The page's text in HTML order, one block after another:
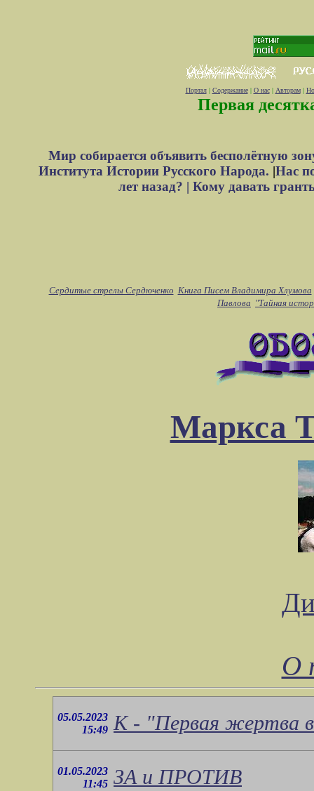
Портал| Содержание| О нас| Авторам|
Первая
Мир собирается объявить бесполётную
Института Истории Русского Народа. |Нас
лет назад? | Кому давать
Сердитые стрелы Сердюченко Книга Писем Владимира Хлумова
Павлова "Тайная
Маркса
О
05.05.2023
15:49 К - "Первая жертва
01.05.2023
11:45 ЗА и ПРОТИВ